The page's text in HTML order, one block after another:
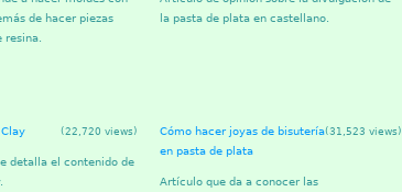
de hacer piezas
resina.
la pasta de plata en castellano.
(22,720 views)
detalla el contenido de
(31,523 views)
Cómo hacer joyas de bisutería
en pasta de plata
Artículo que da a conocer las